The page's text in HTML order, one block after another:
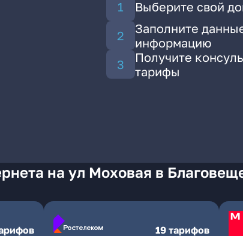
Выберите свой
Заполните
информацию
Получите
тарифы
на ул Моховая в
19 тарифов